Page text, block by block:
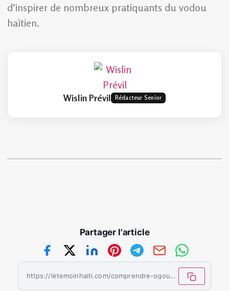
d’inspirer de nombreux pratiquants du vodou
haïtien.
Wislin Prévil Rédacteur Senior
Partager l'article
https://letemoinhaiti.com/comprendre-ogou-et-ses-manifestations/